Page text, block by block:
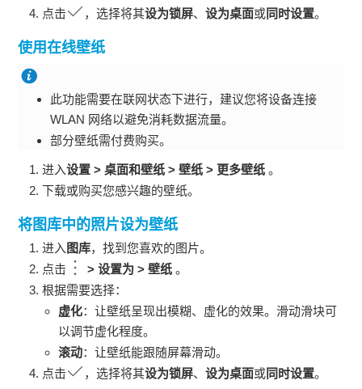
点击
，选择将其设为锁屏、设为桌面或同时设置。
使用在线壁纸
此功能需要在联网状态下进行，建议您将设备连接
WLAN 网络以避免消耗数据流量。
部分壁纸需付费购买。
进入设置 >桌面和壁纸 >壁纸 > 更多壁纸 。
下载或购买您感兴趣的壁纸。
将图库中的照片设为壁纸
进入 图库，找到您喜欢的图片。
点击
>设置为 >壁纸 。
根据需要选择：
虚化：让壁纸呈现出模糊、虚化的效果。滑动滑块可
以调节虚化程度。
滚动：让壁纸能跟随屏幕滑动。
点击
，选择将其设为锁屏、设为桌面或同时设置。